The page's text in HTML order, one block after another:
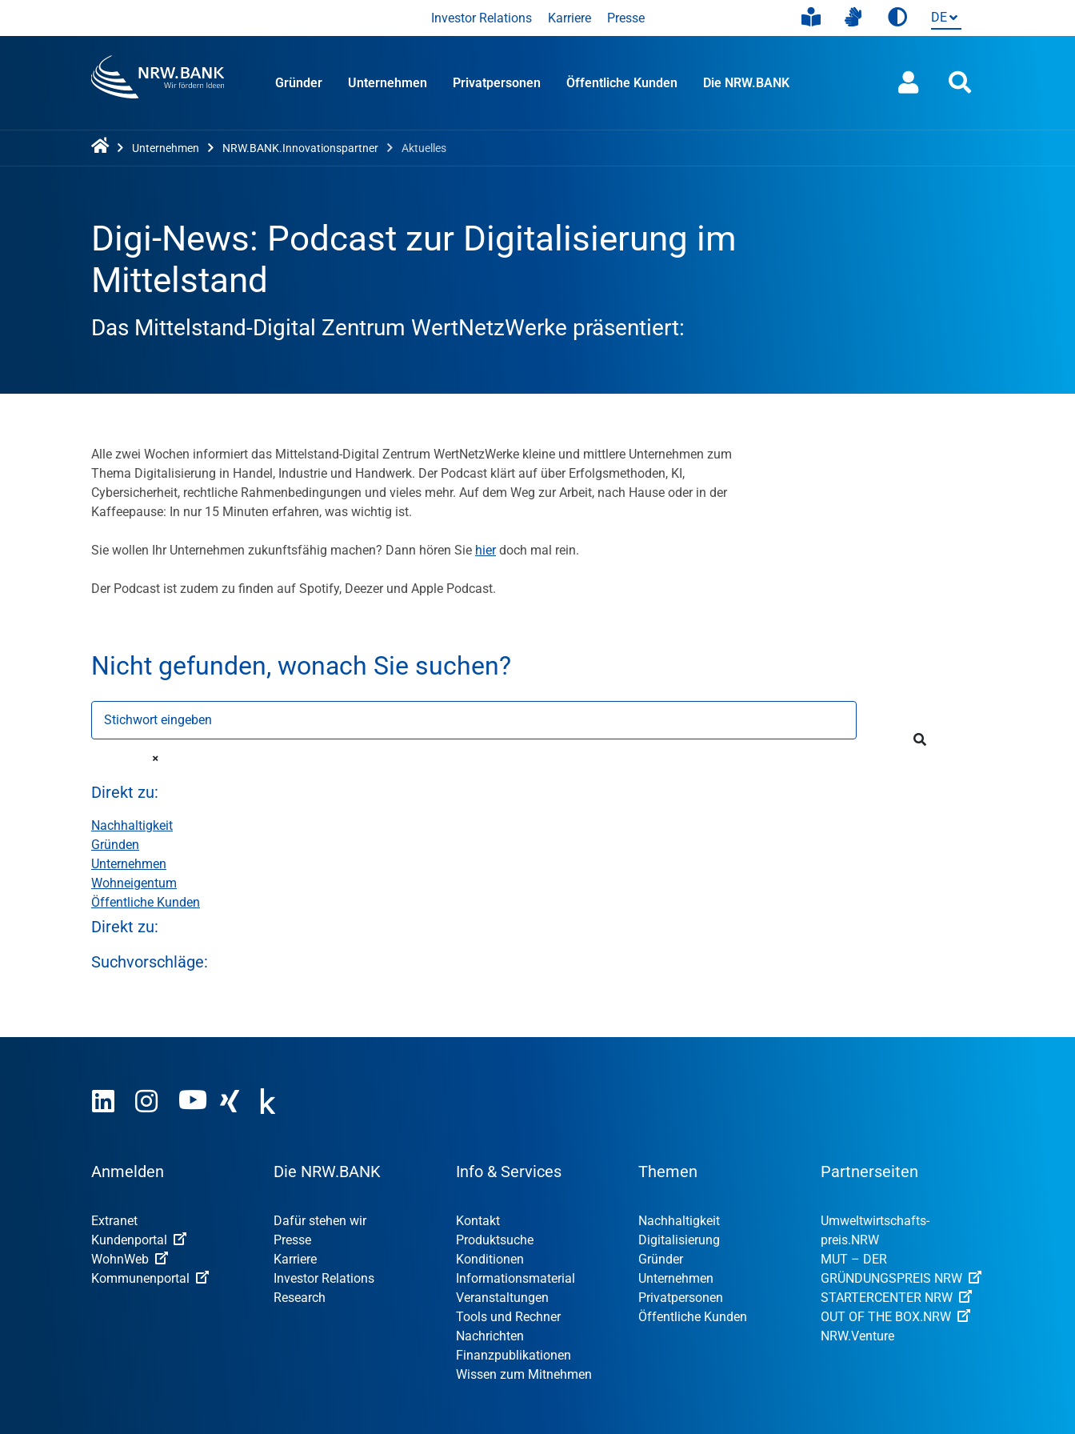
Investor Relations Karriere Presse
Gründer Unternehmen Privatpersonen Öffentliche Kunden Die NRW.BANK
Unternehmen NRW.BANK.Innovationspartner Aktuelles
Digi-News: Podcast zur Digitalisierung im
Mittelstand
Das Mittelstand-Digital Zentrum WertNetzWerke präsentiert:
Alle zwei Wochen informiert das Mittelstand-Digital Zentrum WertNetzWerke kleine und mittlere Unternehmen zum
Thema Digitalisierung in Handel, Industrie und Handwerk. Der Podcast klärt auf über Erfolgsmethoden, KI,
Cybersicherheit, rechtliche Rahmenbedingungen und vieles mehr. Auf dem Weg zur Arbeit, nach Hause oder in der
Kaffeepause: In nur 15 Minuten erfahren, was wichtig ist.
Sie wollen Ihr Unternehmen zukunftsfähig machen? Dann hören Sie hierdoch mal rein.
Der Podcast ist zudem zu finden auf Spotify, Deezer und Apple Podcast.
Nicht gefunden, wonach Sie suchen?
Stichwort eingeben
Direkt zu:
Nachhaltigkeit
Gründen
Unternehmen
Wohneigentum
Öffentliche Kunden
Direkt zu:
Suchvorschläge:
Anmelden
Extranet
Kundenportal
WohnWeb
Kommunenportal
Die NRW.BANK
Dafür stehen wir
Presse
Karriere
Investor Relations
Research
Info & Services
Kontakt
Produktsuche
Konditionen
Informationsmaterial
Veranstaltungen
Tools und Rechner
Nachrichten
Finanzpublikationen
Wissen zum Mitnehmen
Themen
Nachhaltigkeit
Digitalisierung
Gründer
Unternehmen
Privatpersonen
Öffentliche Kunden
Partnerseiten
Umweltwirtschafts­
preis.NRW
MUT – DER
GRÜNDUNGSPREIS NRW
STARTERCENTER NRW
OUT OF THE BOX.NRW
NRW.Venture